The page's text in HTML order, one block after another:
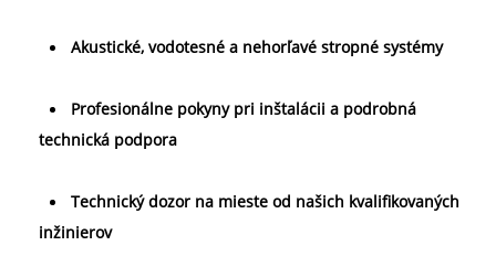
Akustické, vodotesné a nehorľavé stropné systémy
Profesionálne pokyny pri inštalácii a podrobná
technická podpora
Technický dozor na mieste od našich kvalifikovaných
inžinierov